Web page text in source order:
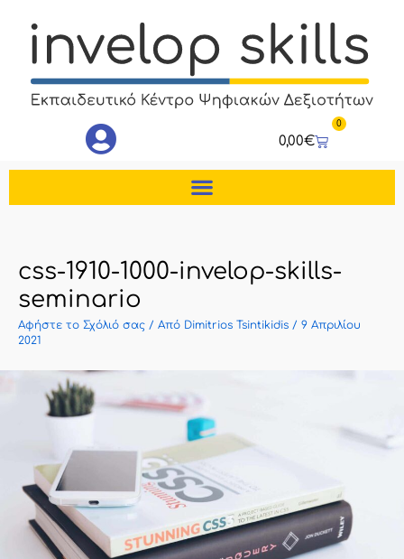
περιεχόμενο
0,00€
0
Cart
css-1910-1000-invelop-skills-
seminario
Αφήστε το Σχόλιό σας / Από Dimitrios Tsintikidis / 9 Απριλίου
2021